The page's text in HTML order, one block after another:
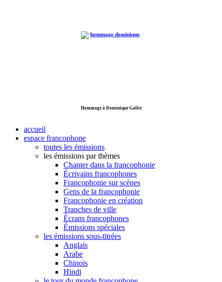
Hommage à Dominique Gallet
accueil
espace francophone
toutes les émissions
les émissions par thèmes
Chanter dans la francophonie
Écrivains francophones
Francophonie sur scènes
Gens de la francophonie
Francophonie en création
Tranches de ville
Écrans francophones
Émissions spéciales
les émissions sous-titrées
Anglais
Arabe
Chinois
Hindi